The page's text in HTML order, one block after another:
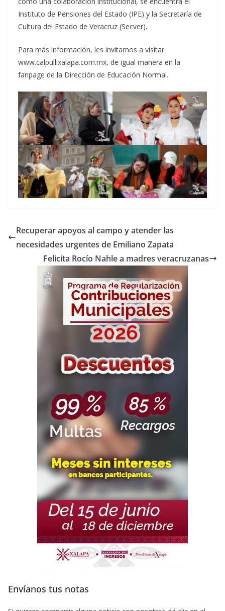
Instituto de Pensiones del Estado (IPE) y la Secretaría de
Cultura del Estado de Veracruz (Secver).
Para más información, les invitamos a visitar
www.calpullixalapa.com.mx, de igual manera en la
fanpage de la Dirección de Educación Normal.
Recuperar apoyos al campo y atender las
necesidades urgentes de Emiliano Zapata
Felicita Rocío Nahle a madres veracruzanas
Envíanos tus notas